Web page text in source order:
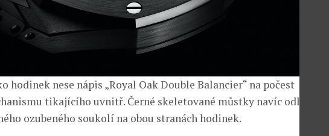
hodinek nese nápis „Royal Oak Double Balancier“ na počest
tikajícího uvnitř. Černé skeletované můstky navíc odhalují
ozubeného soukolí na obou stranách hodinek.